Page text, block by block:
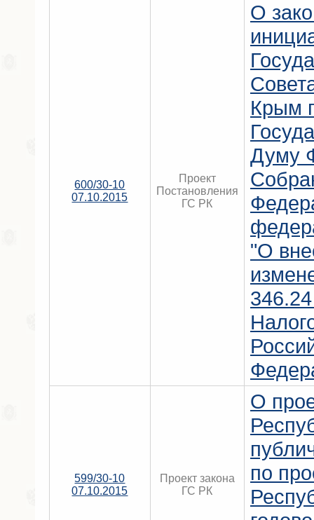
600/30-10
07.10.2015
Проект
Постановления
ГС РК
О
Крым
Думу
"О
599/30-10
07.10.2015
Проект закона
ГС РК
О
по